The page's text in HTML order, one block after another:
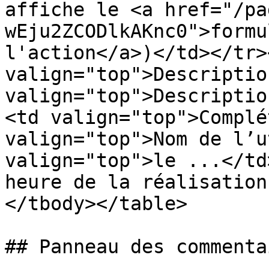
affiche le <a href="/
l'action</a>)</td></
<td
valign="top">Nom de
valign="top">le ...</
heure de la
</tbody></table>
## Panneau des